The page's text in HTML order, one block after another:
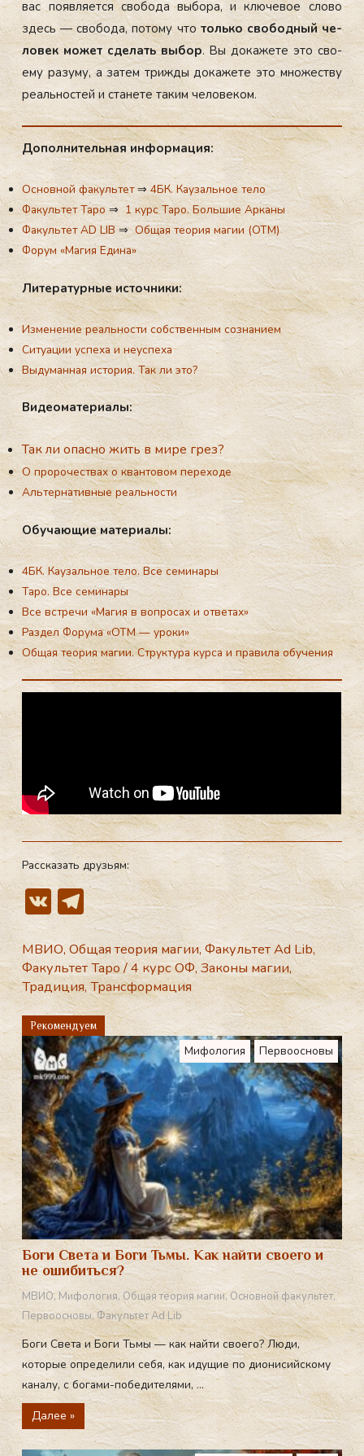
вас по­яв­ля­ет­ся сво­бода вы­бора, и клю­чевое сло­во
здесь — сво­бода, по­тому чтотоль­ко сво­бод­ный че­
ловек мо­жет сде­лать вы­бор. Вы до­каже­те это сво­
ему ра­зуму, а за­тем триж­ды до­каже­те это мно­жес­тву
ре­аль­нос­тей и ста­нете та­ким че­лове­ком.
До­пол­ни­тель­ная ин­фор­ма­ция:
Основной факультет⇒4БК. Каузальное тело
Факультет Таро⇒1 курс Таро. Большие Арканы
Факультет AD LIB ⇒Общая теория магии (ОТМ)
Форум «Магия Едина»
Ли­те­ра­тур­ные ис­точ­ни­ки:
Изменение реальности собственным сознанием
Ситуации успеха и неуспеха
Выдуманная история. Так ли это?
Ви­де­ома­те­ри­алы:
Так ли опасно жить в мире грез?
О пророчествах о квантовом переходе
Альтернативные реальности
Обу­ча­ющие ма­те­ри­алы:
4БК. Каузальное тело. Все семинары
Таро. Все семинары
Все встречи «Магия в вопросах и ответах»
Раздел Форума «ОТМ — уроки»
Общая теория магии. Структура курса и правила обучения
Рассказать друзьям:
V
K
T
el
e
gr
a
m
МВИО,Общая теория магии,Факультет Ad Lib,
Факультет Таро/4 курс ОФ,Законы магии,
Традиция,Трансформация
Рекомендуем
Мифология Первоосновы
Боги Света и Боги Тьмы. Как найти своего и
не ошибиться?
МВИО, Мифология,Общая теория магии, Основной факультет,
Первоосновы,Факультет Ad Lib
Боги Света и Боги Тьмы — как найти своего? Люди,
которые определили себя, как идущие по дионисийскому
каналу, с богами-победителями, ...
Далее »